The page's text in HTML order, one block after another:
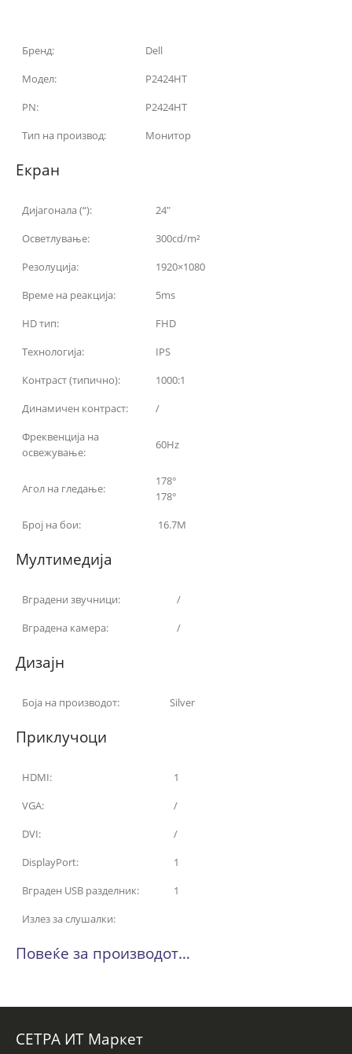
Бренд:
Dell
Модел:
P2424HT
PN:
P2424HT
Тип на производ:
Монитор
Екран
Дијагонала (“):
24″
Осветлување:
300cd/m²
Резолуција:
1920×1080
Време на реакција:
5ms
HD тип:
FHD
Технологија:
IPS
Контраст (типично):
1000:1
Динамичен контраст:
/
Фреквенција на
освежување:
60Hz
Агол на гледање:
178°
178°
Број на бои:
16.7M
Мултимедија
Вградени звучници:
/
Вградена камера:
/
Дизајн
Боја на производот: Silver
Приклучоци
HDMI:
1
VGA:
/
DVI:
/
DisplayPort:
1
Вграден USB разделник:
1
Излез за слушалки:
Повеќе за производот…
СЕТРА ИТ Маркет